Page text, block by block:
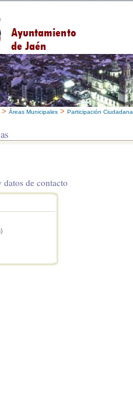
> Áreas Municipales > Participación Ciudadana
de contacto